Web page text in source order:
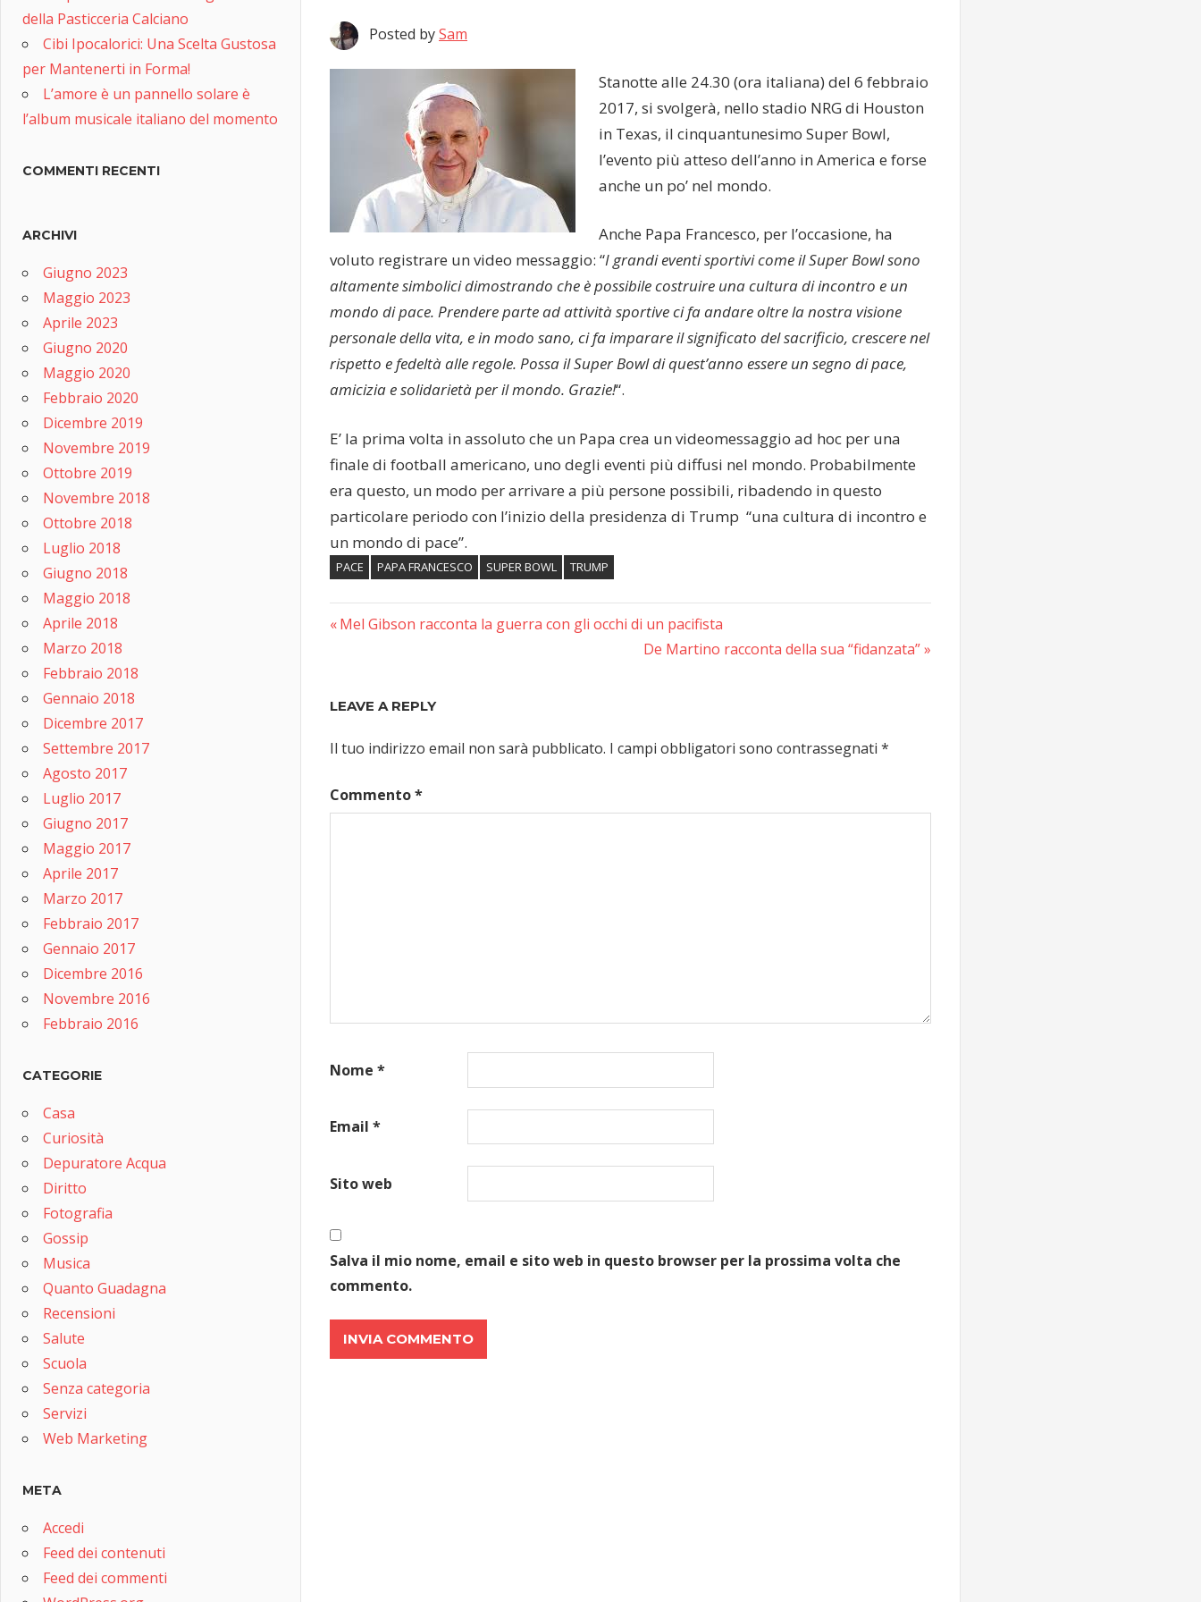
Posted bySam
Stanotte alle 24.30 (ora italiana) del 6 febbraio
2017, si svolgerà, nello stadio NRG di Houston
in Texas, il cinquantunesimo Super Bowl,
l’evento più atteso dell’anno in America e forse
anche un po’ nel mondo.
Anche Papa Francesco, per l’occasione, ha
voluto registrare un video messaggio: “I grandi eventi sportivi come il Super Bowl sono
altamente simbolici dimostrando che è possibile costruire una cultura di incontro e un
mondo di pace. Prendere parte ad attività sportive ci fa andare oltre la nostra visione
personale della vita, e in modo sano, ci fa imparare il significato del sacrificio, crescere nel
rispetto e fedeltà alle regole. Possa il Super Bowl di quest’anno essere un segno di pace,
amicizia e solidarietà per il mondo. Grazie!“.
E’ la prima volta in assoluto che un Papa crea un videomessaggio ad hoc per una
finale di football americano, uno degli eventi più diffusi nel mondo. Probabilmente
era questo, un modo per arrivare a più persone possibili, ribadendo in questo
particolare periodo con l’inizio della presidenza di Trump “una cultura di incontro e
un mondo di pace”.
PACE PAPA FRANCESCO SUPER BOWL TRUMP
Navigazione
Previous
Mel Gibson racconta la guerra con gli occhi di un pacifista
Next
De Martino racconta della sua “fidanzata”
LEAVE A REPLY
Il tuo indirizzo email non sarà pubblicato. I campi obbligatori sono contrassegnati *
Commento*
Nome *
Email *
Sito web
Salva il mio nome, email e sito web in questo browser per la prossima volta che
commento.
della Pasticceria Calciano
Cibi Ipocalorici: Una Scelta Gustosa
per Mantenerti in Forma!
L’amore è un pannello solare è
l’album musicale italiano del momento
COMMENTI RECENTI
ARCHIVI
Giugno 2023
Maggio 2023
Aprile 2023
Giugno 2020
Maggio 2020
Febbraio 2020
Dicembre 2019
Novembre 2019
Ottobre 2019
Novembre 2018
Ottobre 2018
Luglio 2018
Giugno 2018
Maggio 2018
Aprile 2018
Marzo 2018
Febbraio 2018
Gennaio 2018
Dicembre 2017
Settembre 2017
Agosto 2017
Luglio 2017
Giugno 2017
Maggio 2017
Aprile 2017
Marzo 2017
Febbraio 2017
Gennaio 2017
Dicembre 2016
Novembre 2016
Febbraio 2016
CATEGORIE
Casa
Curiosità
Depuratore Acqua
Diritto
Fotografia
Gossip
Musica
Quanto Guadagna
Recensioni
Salute
Scuola
Senza categoria
Servizi
Web Marketing
META
Accedi
Feed dei contenuti
Feed dei commenti